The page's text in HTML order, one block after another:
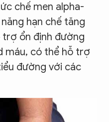
chế men alpha-
hạn chế tăng
trợ ổn định đường
máu, có thể hỗ trợ
đường với các